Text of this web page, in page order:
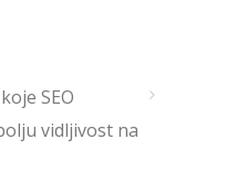
SEO
vidljivost na